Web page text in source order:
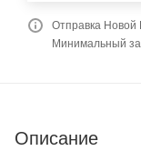
Отправка Новой
Минимальный
Описание